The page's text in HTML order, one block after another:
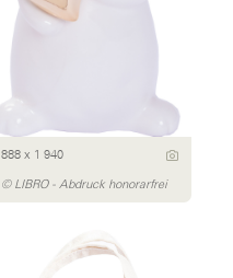
888 x 1 940
© LIBRO - Abdruck honorarfrei